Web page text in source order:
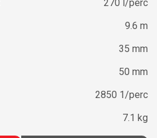
270 l/perc
9.6 m
35 mm
50 mm
2850 1/perc
7.1 kg